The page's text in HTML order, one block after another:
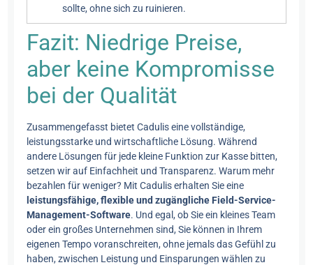
sollte, ohne sich zu ruinieren.
Fazit: Niedrige Preise,
aber keine Kompromisse
bei der Qualität
Zusammengefasst bietet Cadulis eine vollständige,
leistungsstarke und wirtschaftliche Lösung. Während
andere Lösungen für jede kleine Funktion zur Kasse bitten,
setzen wir auf Einfachheit und Transparenz. Warum mehr
bezahlen für weniger? Mit Cadulis erhalten Sie eine
leistungsfähige, flexible und zugängliche Field-Service-
Management-Software. Und egal, ob Sie ein kleines Team
oder ein großes Unternehmen sind, Sie können in Ihrem
eigenen Tempo voranschreiten, ohne jemals das Gefühl zu
haben, zwischen Leistung und Einsparungen wählen zu